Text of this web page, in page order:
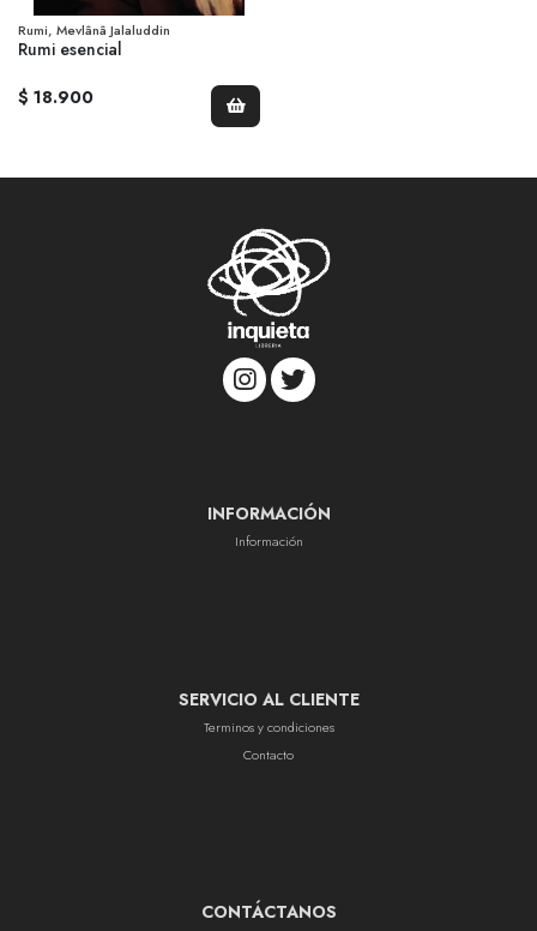
Rumi, Mevlânâ Jalaluddin
Rumi esencial
$ 18.900
INFORMACIÓN
Información
SERVICIO AL CLIENTE
Terminos y condiciones
Contacto
CONTÁCTANOS